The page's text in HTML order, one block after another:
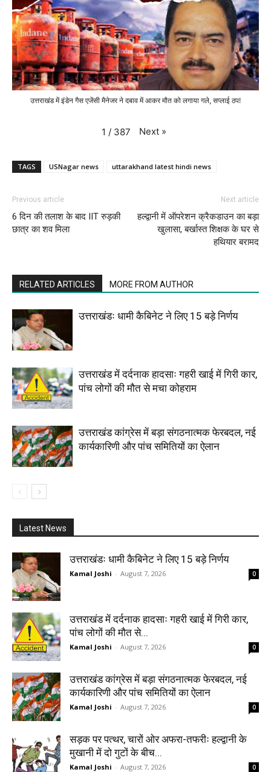
उत्तराखंड में इंडेन गैस एजेंसी मैनेजर ने दबाव में आकर मौत को लगाया गले, सप्लाई ठप!
1 / 387 Next »
TAGS USNagar news uttarakhand latest hindi news
Previous article
6 दिन की तलाश के बाद IIT रुड़की
छात्र का शव मिला
Next article
हल्द्वानी में ऑपरेशन क्रैकडाउन का बड़ा
खुलासा, बर्खास्त शिक्षक के घर से
हथियार बरामद
RELATED ARTICLES MORE FROM AUTHOR
उत्तराखंडः धामी कैबिनेट ने लिए 15 बड़े निर्णय
उत्तराखंड में दर्दनाक हादसाः गहरी खाई में गिरी कार,
पांच लोगों की मौत से मचा कोहराम
उत्तराखंड कांग्रेस में बड़ा संगठनात्मक फेरबदल, नई
कार्यकारिणी और पांच समितियों का ऐलान
Latest News
उत्तराखंडः धामी कैबिनेट ने लिए 15 बड़े निर्णय
Kamal Joshi - August 7, 2026 0
उत्तराखंड में दर्दनाक हादसाः गहरी खाई में गिरी कार,
पांच लोगों की मौत से...
Kamal Joshi - August 7, 2026 0
उत्तराखंड कांग्रेस में बड़ा संगठनात्मक फेरबदल, नई
कार्यकारिणी और पांच समितियों का ऐलान
Kamal Joshi - August 7, 2026 0
सड़क पर पत्थर, चारों ओर अफरा-तफरीः हल्द्वानी के
मुखानी में दो गुटों के बीच...
Kamal Joshi - August 7, 2026 0